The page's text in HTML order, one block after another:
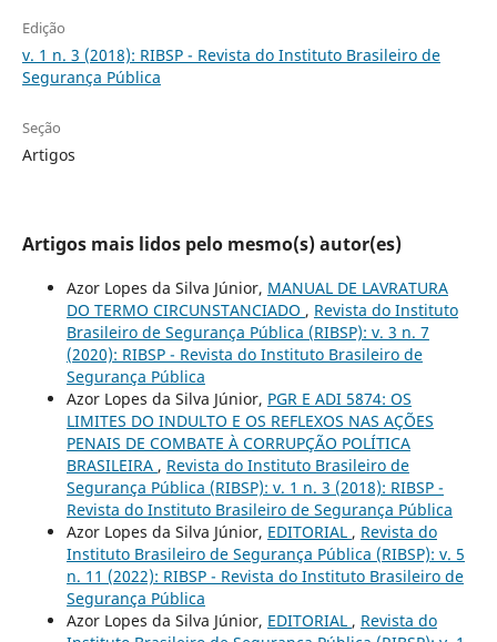
Edição
v. 1 n. 3 (2018): RIBSP - Revista do Instituto Brasileiro de
Segurança Pública
Seção
Artigos
Artigos mais lidos pelo mesmo(s) autor(es)
Azor Lopes da Silva Júnior, MANUAL DE LAVRATURA
DO TERMO CIRCUNSTANCIADO , Revista do Instituto
Brasileiro de Segurança Pública (RIBSP): v. 3 n. 7
(2020): RIBSP - Revista do Instituto Brasileiro de
Segurança Pública
Azor Lopes da Silva Júnior, PGR E ADI 5874: OS
LIMITES DO INDULTO E OS REFLEXOS NAS AÇÕES
PENAIS DE COMBATE À CORRUPÇÃO POLÍTICA
BRASILEIRA , Revista do Instituto Brasileiro de
Segurança Pública (RIBSP): v. 1 n. 3 (2018): RIBSP -
Revista do Instituto Brasileiro de Segurança Pública
Azor Lopes da Silva Júnior, EDITORIAL , Revista do
Instituto Brasileiro de Segurança Pública (RIBSP): v. 5
n. 11 (2022): RIBSP - Revista do Instituto Brasileiro de
Segurança Pública
Azor Lopes da Silva Júnior, EDITORIAL , Revista do